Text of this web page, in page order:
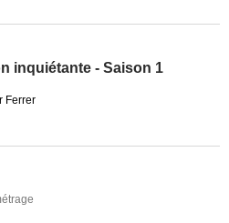
inquiétante - Saison 1
Ferrer